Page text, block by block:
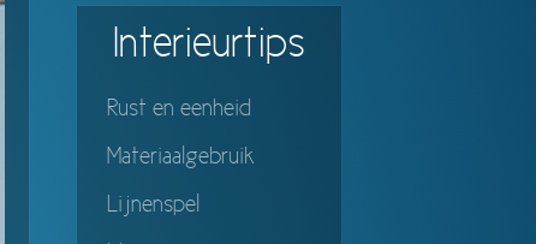
Interieurtips
Rust en eenheid
Materiaalgebruik
Lijnenspel